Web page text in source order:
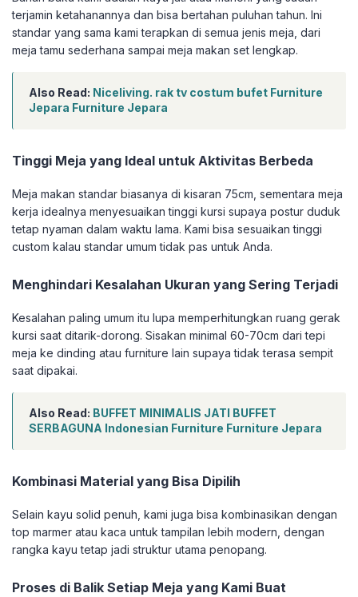
terjamin ketahanannya dan bisa bertahan puluhan tahun. Ini
standar yang sama kami terapkan di semua jenis meja, dari
meja tamu sederhana sampai meja makan set lengkap.
Also Read: Niceliving. rak tv costum bufet Furniture
Jepara Furniture Jepara
Tinggi Meja yang Ideal untuk Aktivitas Berbeda
Meja makan standar biasanya di kisaran 75cm, sementara meja
kerja idealnya menyesuaikan tinggi kursi supaya postur duduk
tetap nyaman dalam waktu lama. Kami bisa sesuaikan tinggi
custom kalau standar umum tidak pas untuk Anda.
Menghindari Kesalahan Ukuran yang Sering Terjadi
Kesalahan paling umum itu lupa memperhitungkan ruang gerak
kursi saat ditarik-dorong. Sisakan minimal 60-70cm dari tepi
meja ke dinding atau furniture lain supaya tidak terasa sempit
saat dipakai.
Also Read: BUFFET MINIMALIS JATI BUFFET
SERBAGUNA Indonesian Furniture Furniture Jepara
Kombinasi Material yang Bisa Dipilih
Selain kayu solid penuh, kami juga bisa kombinasikan dengan
top marmer atau kaca untuk tampilan lebih modern, dengan
rangka kayu tetap jadi struktur utama penopang.
Proses di Balik Setiap Meja yang Kami Buat